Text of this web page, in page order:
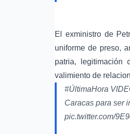
El exministro de
uniforme de preso,
patria, legitimación
valimiento de
#ÚltimaHora
Caracas para ser
pic.twitter.com/